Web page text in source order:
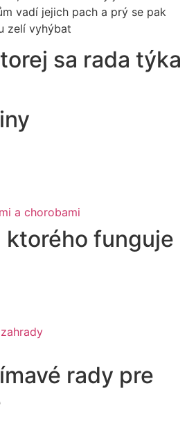
vadí jejich pach a prý se pak
zelí vyhýbat
sa rada týka
a chorobami
ktorého funguje
rady pre